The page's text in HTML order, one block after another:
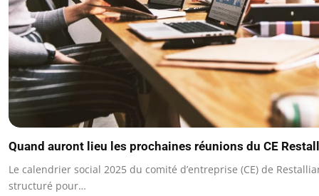
Quand auront lieu les prochaines réunions du CE
Le calendrier social 2025 du comité d’entreprise (CE) de
structuré pour…